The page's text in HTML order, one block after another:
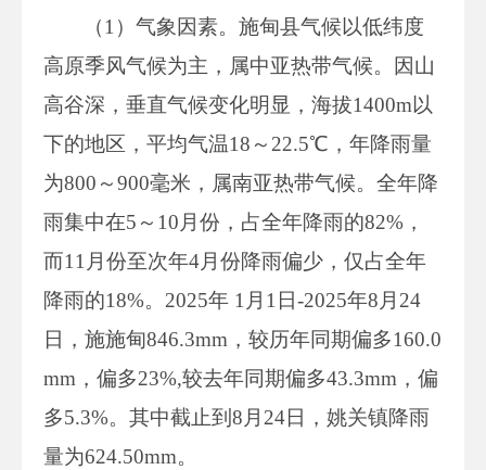
（1）气象因素。施甸县气候以低纬度
高原季风气候为主，属中亚热带气候。因山
高谷深，垂直气候变化明显，海拔1400m以
下的地区，平均气温18～22.5℃，年降雨量
为800～900毫米，属南亚热带气候。全年降
雨集中在5～10月份，占全年降雨的82%，
而11月份至次年4月份降雨偏少，仅占全年
降雨的18%。2025年 1月1日-2025年8月24
日，施施甸846.3mm，较历年同期偏多160.0
mm，偏多23%,较去年同期偏多43.3mm，偏
多5.3%。其中截止到8月24日，姚关镇降雨
量为624.50mm。